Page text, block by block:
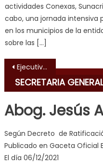
dancer
erotic
milf,
de
doido,
sinful
angel
actividades Conexas,
cabo, una jornada intensiva
en los municipios de la
sobre las […]
Navegación
Ejecutivo Regional inauguró con éxito Expo Valencia 2018 en rescate del Centro histórico
SECRETARIA
Abog. Jesús
Según Decreto de
Publicado en Gaceta Oficial
El día 06/12/2021